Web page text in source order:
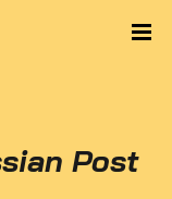
Post